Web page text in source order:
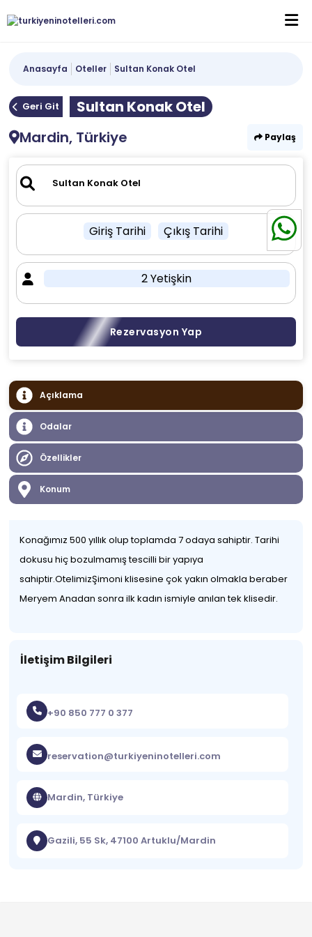
Anasayfa Oteller Sultan Konak Otel
Geri Git
Sultan Konak Otel
Mardin, Türkiye
Paylaş
Giriş Tarihi Çıkış Tarihi
2 Yetişkin
Rezervasyon Yap
Açıklama
Odalar
Özellikler
Konum
Konağımız 500 yıllık olup toplamda 7 odaya sahiptir. Tarihi
dokusu hiç bozulmamış tescilli bir yapıya
sahiptir.OtelimizŞimoni klisesine çok yakın olmakla beraber
Meryem Anadan sonra ilk kadın ismiyle anılan tek klisedir.
İletişim Bilgileri
+90 850 777 0 377
reservation@turkiyeninotelleri.com
Mardin, Türkiye
Gazili, 55 Sk, 47100 Artuklu/Mardin